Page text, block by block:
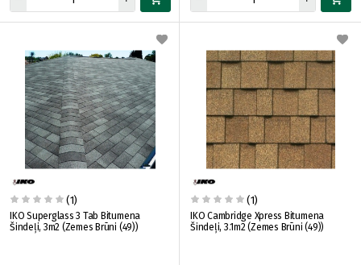
(1)
IKO Superglass 3 Tab Bitumena
Šindeļi, 3m2 (Zemes Brūni (49))
(1)
IKO Cambridge Xpress Bitumena
Šindeļi, 3.1m2 (Zemes Brūni (49))